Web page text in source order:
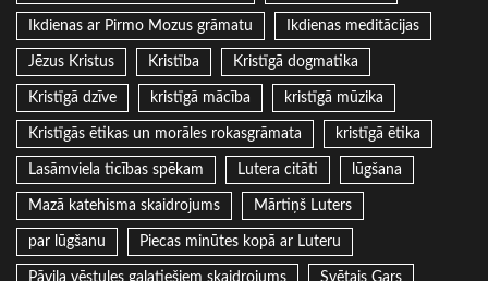
Ikdienas ar Pirmo Mozus grāmatu Ikdienas meditācijas
Jēzus Kristus Kristība Kristīgā dogmatika
Kristīgā dzīve kristīgā mācība kristīgā mūzika
Kristīgās ētikas un morāles rokasgrāmata kristīgā ētika
Lasāmviela ticības spēkam Lutera citāti lūgšana
Mazā katehisma skaidrojums Mārtiņš Luters
par lūgšanu Piecas minūtes kopā ar Luteru
Pāvila vēstules galatiešiem skaidrojums Svētais Gars